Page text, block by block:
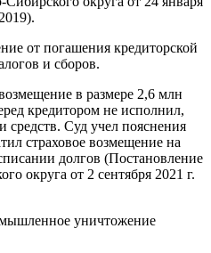
от погашения кредиторской
и сборов.
в размере 2,6 млн
кредитором не исполнил,
средств. Суд учел пояснения
страховое возмещение на
долгов (Постановление
округа от 2 сентября 2021 г.
уничтожение